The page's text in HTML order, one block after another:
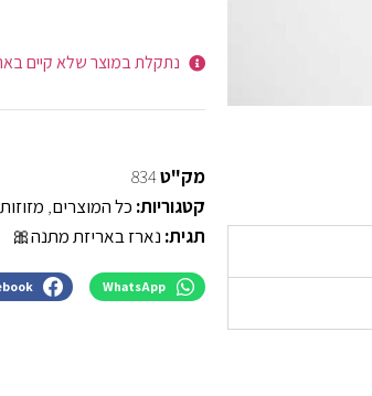
נתקלת במוצר שלא קיים
מק"ט834
קטגוריות: כל המוצרים, מזוזות
תגית: נארז באריזת מתנה🎀
WhatsApp